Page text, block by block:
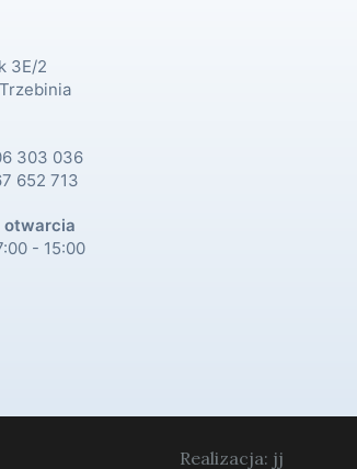
3E/2
303 036
652 713
otwarcia
- 15:00
Realizacja: jj